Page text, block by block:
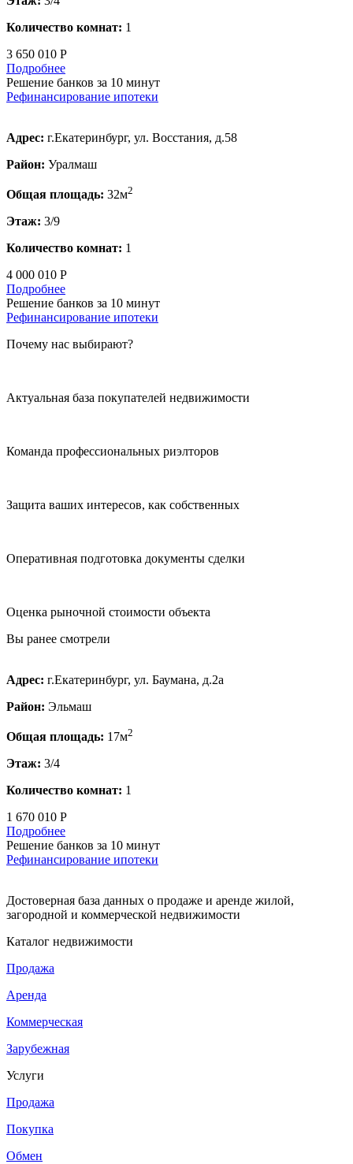
Количество комнат: 1
3 650 010 Р
Подробнее
Решение банков за 10 минут
Рефинансирование ипотеки
Адрес: г.Екатеринбург, ул. Восстания, д.58
Район: Уралмаш
Общая площадь: 32м2
Этаж: 3/9
Количество комнат: 1
4 000 010 Р
Подробнее
Решение банков за 10 минут
Рефинансирование ипотеки
Почему нас выбирают?
Актуальная база покупателей недвижимости
Команда профессиональных риэлторов
Защита ваших интересов, как собственных
Оперативная подготовка документы сделки
Оценка рыночной стоимости объекта
Вы ранее смотрели
Адрес: г.Екатеринбург, ул. Баумана, д.2а
Район: Эльмаш
Общая площадь: 17м2
Этаж: 3/4
Количество комнат: 1
1 670 010 Р
Подробнее
Решение банков за 10 минут
Рефинансирование ипотеки
Достоверная база данных о продаже и аренде жилой,
загородной и коммерческой недвижимости
Каталог недвижимости
Продажа
Аренда
Коммерческая
Зарубежная
Услуги
Продажа
Покупка
Обмен